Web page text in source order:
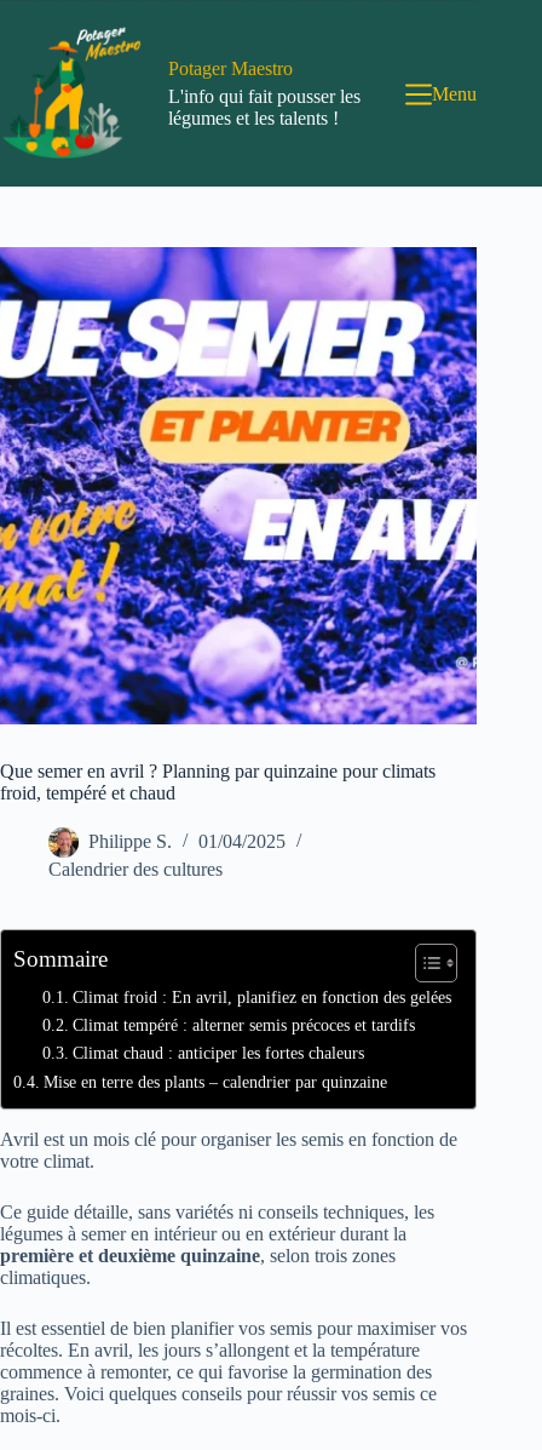
contenu
Potager Maestro
L'info qui fait pousser les
légumes et les talents !
Menu
Que semer en avril ? Planning par quinzaine pour climats
froid, tempéré et chaud
Philippe S.
01/04/2025
Calendrier des cultures
Sommaire
Climat froid : En avril, planifiez en fonction des gelées
Climat tempéré : alterner semis précoces et tardifs
Climat chaud : anticiper les fortes chaleurs
Mise en terre des plants – calendrier par quinzaine
Avril est un mois clé pour organiser les semis en fonction de
votre climat.
Ce guide détaille, sans variétés ni conseils techniques, les
légumes à semer en intérieur ou en extérieur durant la
première et deuxième quinzaine, selon trois zones
climatiques.
Il est essentiel de bien planifier vos semis pour maximiser vos
récoltes. En avril, les jours s’allongent et la température
commence à remonter, ce qui favorise la germination des
graines. Voici quelques conseils pour réussir vos semis ce
mois-ci.